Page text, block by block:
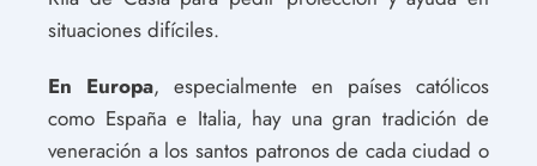
situaciones difíciles.
En Europa, especialmente en países católicos
como España e Italia, hay una gran tradición de
veneración a los santos patronos de cada ciudad o